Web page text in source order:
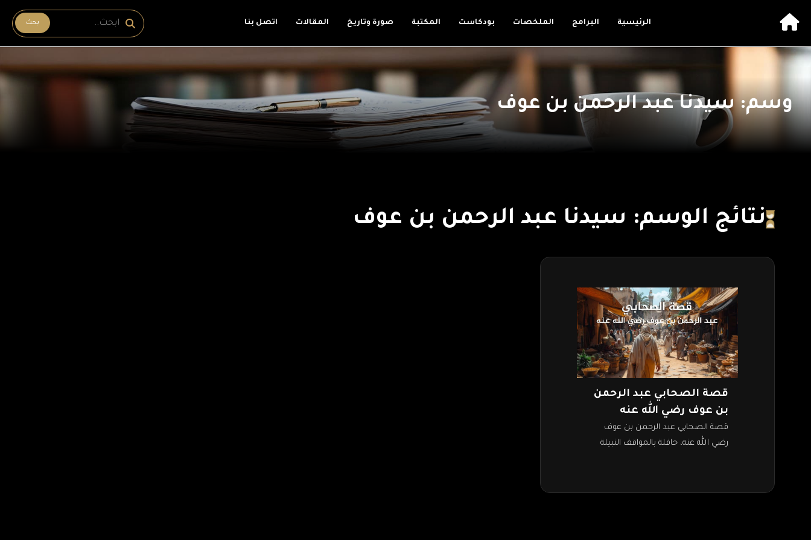
الرئيسية البرامج الملخصات بودكاست المكتبة صورة وتاريخ المقالات اتصل بنا بحث
وسم: سيدنا عبد الرحمن بن عوف
نتائج الوسم: سيدنا عبد الرحمن بن عوف
قصة الصحابي عبد الرحمن
بن عوف رضي الله عنه
قصة الصحابي عبد الرحمن بن عوف
رضي الله عنه، حافلة بالمواقف النبيلة